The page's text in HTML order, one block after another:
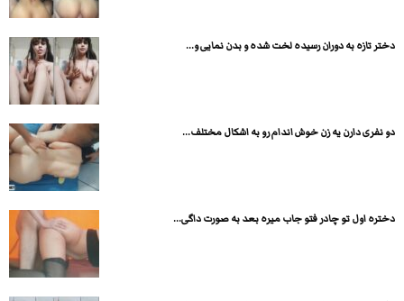
دختر تازه به دوران رسیده لخت شده و بدن نمایی و...
دو نفری دارن یه زن خوش اندام رو به اشکال مختلف...
دختره اول تو چادر فتو جاب میره بعد به صورت داگی...